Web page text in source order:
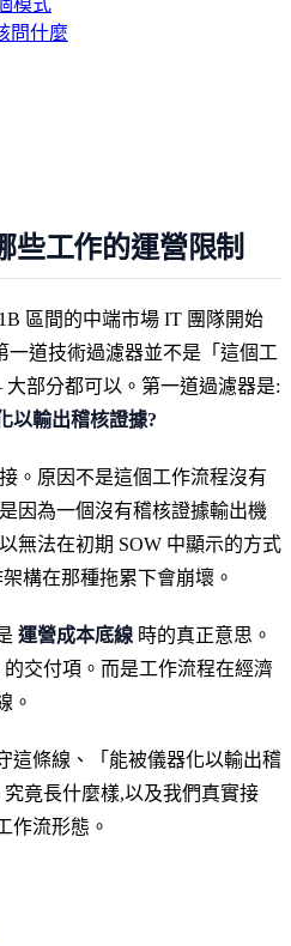
問什麼
些工作的運營限制
區間的中端市場 IT 團隊開始
道技術過濾器並不是「這個工
部分都可以。第一道過濾器是:
以輸出稽核證據?
。原因不是這個工作流程沒有
因為一個沒有稽核證據輸出機
無法在初期 SOW 中顯示的方式
構在那種拖累下會崩壞。
運營成本底線 時的真正意思。
的交付項。而是工作流程在經濟
。
這條線、「能被儀器化以輸出稽
究竟長什麼樣,以及我們真實接
作流形態。